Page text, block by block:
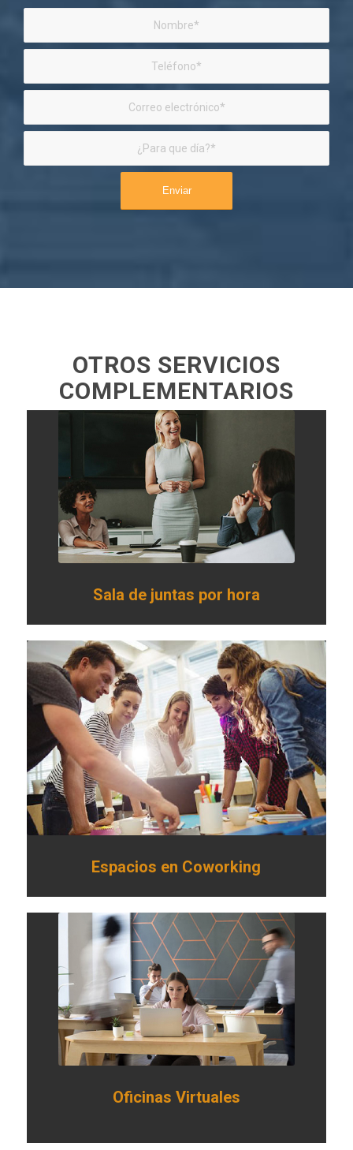
OTROS SERVICIOS
COMPLEMENTARIOS
Sala de juntas por hora
Espacios en Coworking
Oficinas Virtuales